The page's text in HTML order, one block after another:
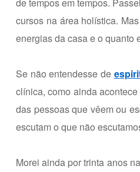
cursos na área holística.
energias da casa e o quanto
Se não entendesse de
clínica, como ainda
das pessoas que vêem ou
escutam o que não
Morei ainda por trinta anos